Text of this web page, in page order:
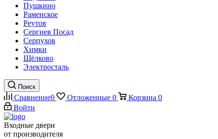
Пушкино
Раменское
Реутов
Сергиев Посад
Серпухов
Химки
Щёлково
Электросталь
Поиск
Сравнение0 Отложенные 0 Корзина 0
Войти
Входные двери
от производителя